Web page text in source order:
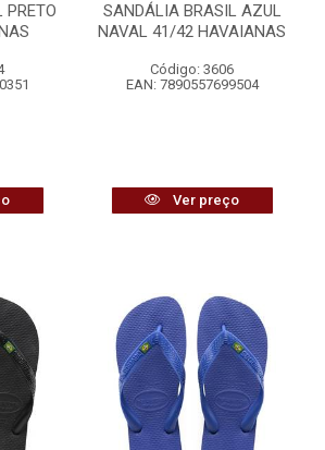
PRETO
SANDÁLIA BRASIL AZUL
NAVAL 41/42 HAVAIANAS
Código: 3606
EAN: 7890557699504
Ver preço